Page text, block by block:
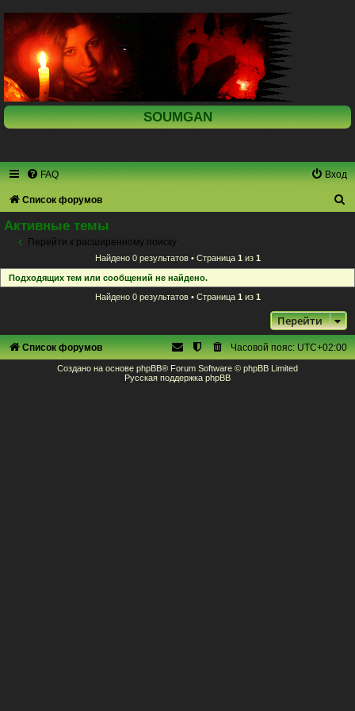
SOUMGAN
FAQ Вход
Список форумов
Активные темы
Перейти к расширенному поиску
Найдено 0 результатов • Страница 1 из 1
Подходящих тем или сообщений не найдено.
Найдено 0 результатов • Страница 1 из 1
Перейти
Список форумов Часовой пояс:UTC+02:00
Создано на основе phpBB® Forum Software © phpBB Limited
Русская поддержка phpBB